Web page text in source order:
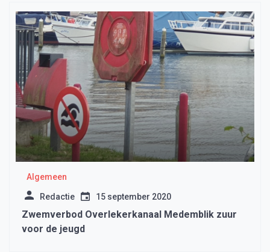
Algemeen
Redactie 15 september 2020
Zwemverbod Overlekerkanaal Medemblik zuur
voor de jeugd